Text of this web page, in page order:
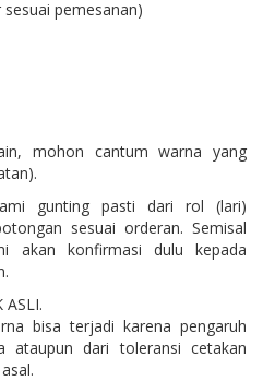
pemesanan)
mohon cantum warna yang
gunting pasti dari rol (lari)
sesuai orderan. Semisal
akan konfirmasi dulu kepada
bisa terjadi karena pengaruh
ataupun dari toleransi cetakan